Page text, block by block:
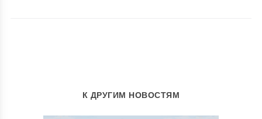
К ДРУГИМ НОВОСТЯМ